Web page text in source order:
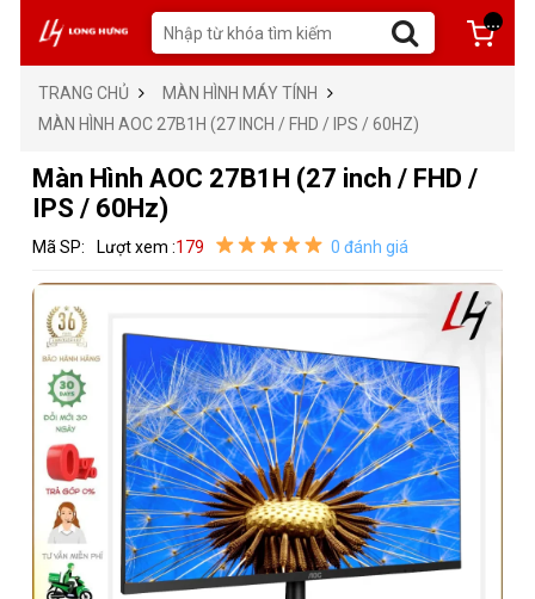
...
TRANG CHỦ
MÀN HÌNH MÁY TÍNH
MÀN HÌNH AOC 27B1H (27 INCH / FHD / IPS / 60HZ)
Màn Hình AOC 27B1H (27 inch / FHD /
IPS / 60Hz)
Mã SP: Lượt xem :179 0 đánh giá